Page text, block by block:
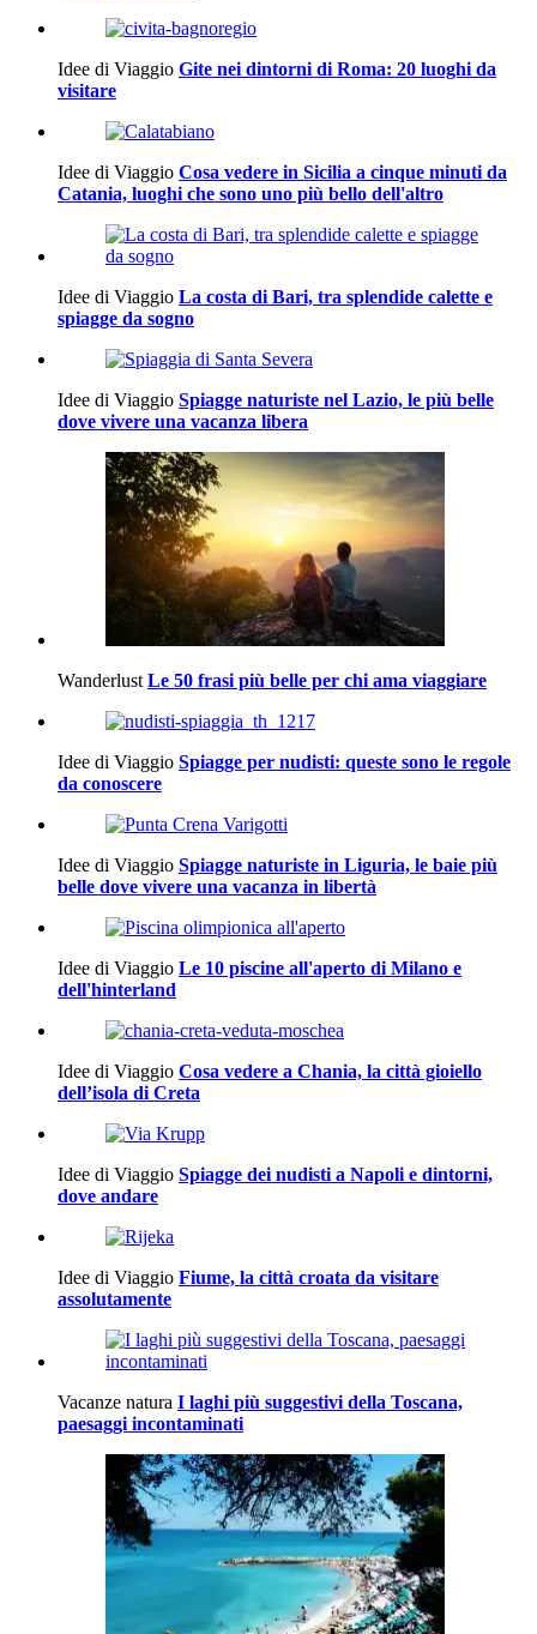
Idee di Viaggio Gite nei dintorni di Roma: 20 luoghi da
visitare
Idee di Viaggio Cosa vedere in Sicilia a cinque minuti da
Catania, luoghi che sono uno più bello dell'altro
Idee di Viaggio La costa di Bari, tra splendide calette e
spiagge da sogno
Idee di Viaggio Spiagge naturiste nel Lazio, le più belle
dove vivere una vacanza libera
Wanderlust Le 50 frasi più belle per chi ama viaggiare
Idee di Viaggio Spiagge per nudisti: queste sono le regole
da conoscere
Idee di Viaggio Spiagge naturiste in Liguria, le baie più
belle dove vivere una vacanza in libertà
Idee di Viaggio Le 10 piscine all'aperto di Milano e
dell'hinterland
Idee di Viaggio Cosa vedere a Chania, la città gioiello
dell’isola di Creta
Idee di Viaggio Spiagge dei nudisti a Napoli e dintorni,
dove andare
Idee di Viaggio Fiume, la città croata da visitare
assolutamente
Vacanze natura I laghi più suggestivi della Toscana,
paesaggi incontaminati